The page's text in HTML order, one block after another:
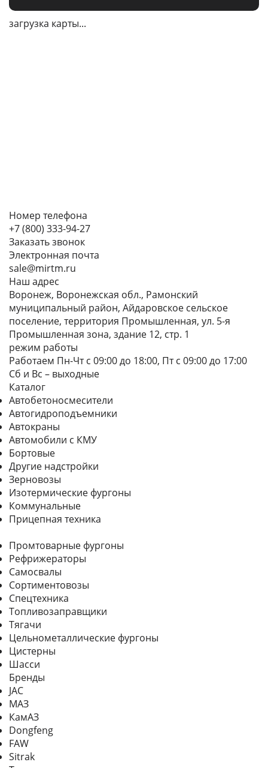
загрузка карты...
Номер телефона
+7 (800) 333-94-27
Заказать звонок
Электронная почта
sale@mirtm.ru
Наш адрес
Воронеж, Воронежская обл., Рамонский
муниципальный район, Айдаровское сельское
поселение, территория Промышленная, ул. 5-я
Промышленная зона, здание 12, стр. 1
режим работы
Работаем Пн-Чт с 09:00 до 18:00, Пт с 09:00 до 17:00
Сб и Вс – выходные
Каталог
Автобетоносмесители
Автогидроподъемники
Автокраны
Автомобили с КМУ
Бортовые
Другие надстройки
Зерновозы
Изотермические фургоны
Коммунальные
Прицепная техника
Промтоварные фургоны
Рефрижераторы
Самосвалы
Сортиментовозы
Спецтехника
Топливозаправщики
Тягачи
Цельнометаллические фургоны
Цистерны
Шасси
Бренды
JAC
МАЗ
КамАЗ
Dongfeng
FAW
Sitrak